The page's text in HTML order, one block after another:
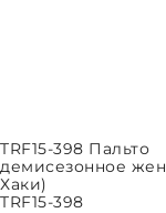
TRF15-398 Пальто
демисезонное
Хаки)
TRF15-398